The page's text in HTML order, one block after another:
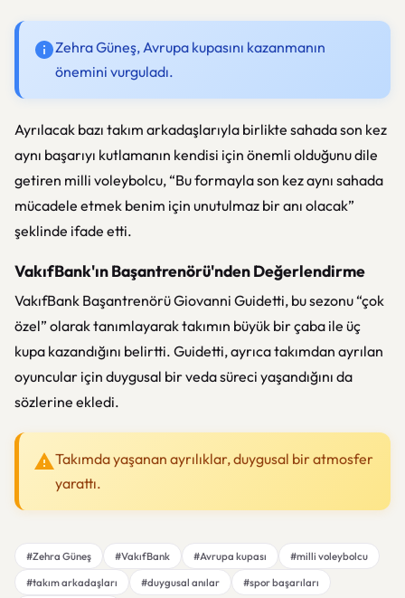
Zehra Güneş, Avrupa kupasını kazanmanın
önemini vurguladı.
Ayrılacak bazı takım arkadaşlarıyla birlikte sahada son kez
aynı başarıyı kutlamanın kendisi için önemli olduğunu dile
getiren milli voleybolcu, “Bu formayla son kez aynı sahada
mücadele etmek benim için unutulmaz bir anı olacak”
şeklinde ifade etti.
VakıfBank'ın Başantrenörü'nden Değerlendirme
VakıfBank BaşantrenörüGiovanni Guidetti, bu sezonu “çok
özel” olarak tanımlayarak takımın büyük bir çaba ile üç
kupa kazandığını belirtti. Guidetti, ayrıca takımdan ayrılan
oyuncular için duygusal bir veda süreci yaşandığını da
sözlerine ekledi.
Takımda yaşanan ayrılıklar, duygusal bir atmosfer
yarattı.
#Zehra Güneş #VakıfBank #Avrupa kupası
#milli voleybolcu
#takım arkadaşları
#duygusal anılar
#spor başarıları